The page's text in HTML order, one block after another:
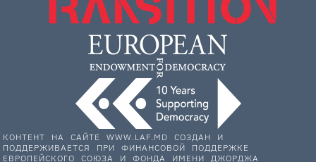
КОНТЕНТ НА САЙТЕ WWW.LAF.MD СОЗДАН И
ПОДДЕРЖИВАЕТСЯ ПРИ ФИНАНСОВОЙ ПОДДЕРЖКЕ
ЕВРОПЕЙСКОГО СОЮЗА И ФОНДА ИМЕНИ ДЖОРДЖА